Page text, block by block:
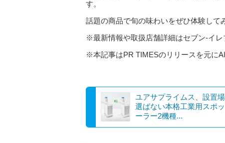
す。
話題の商品で旬の味わいをぜひ体験して
※最新情報や取扱店舗詳細はセブン‐イレ
※本記事はPR TIMESのリリースを元にAI
ユアサプライムス、設置
選ばない本格工業用スポ
ーラー2機種...